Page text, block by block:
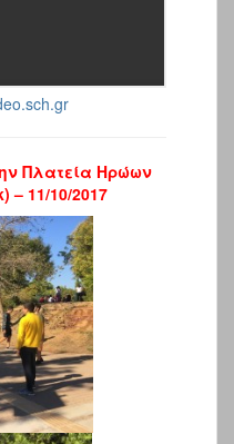
Πλατεία Ηρώων
– 11/10/2017